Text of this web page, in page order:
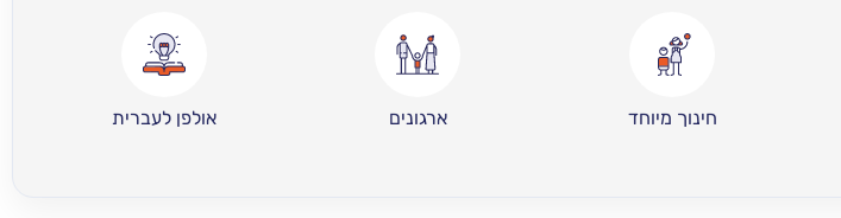
חינוך מיוחד ארגונים אולפן לעברית